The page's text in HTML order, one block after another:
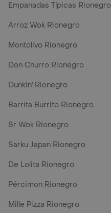
Empanadas Típicas Rionegro
Arroz Wok Rionegro
Montolivo Rionegro
Don Churro Rionegro
Dunkin' Rionegro
Barrita Burrito Rionegro
Sr Wok Rionegro
Sarku Japan Rionegro
De Lolita Rionegro
Pércimon Rionegro
Mille Pizza Rionegro